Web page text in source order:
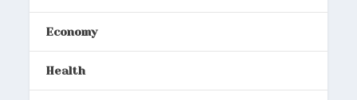
Economy
Health